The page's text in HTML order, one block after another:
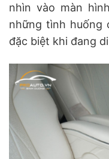
nhìn vào màn
những tình huống
đặc biệt khi đang